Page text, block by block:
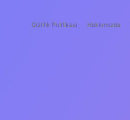
Gizlilik Politikası Hakkımızda